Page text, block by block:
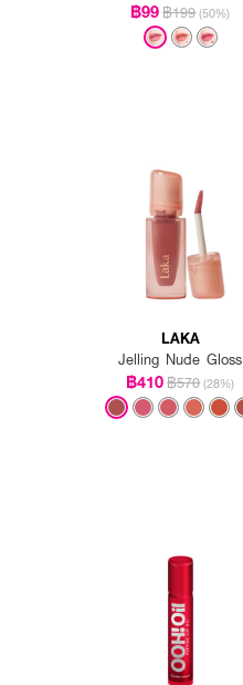
฿99฿199 (50%)
LAKA
Jelling Nude Gloss
฿410฿570 (28%)